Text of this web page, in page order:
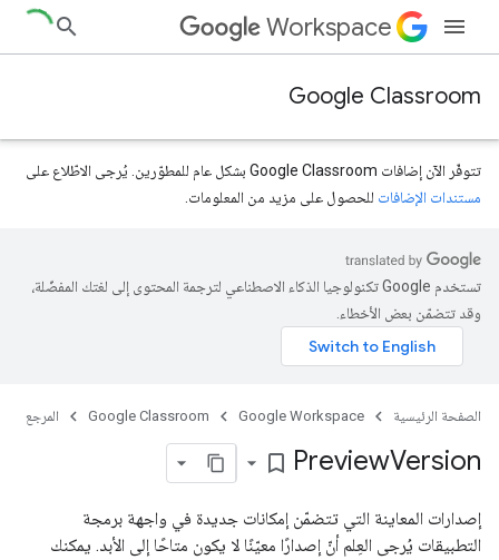
Workspace
Google Classroom
تتوفّر الآن إضافات Google Classroom بشكل عام للمطوّرين. يُرجى الاطّلاع على
مستندات الإضافات للحصول على مزيد من المعلومات.
تستخدم Google تكنولوجيا الذكاء الاصطناعي لترجمة المحتوى إلى لغتك المفضّلة،
وقد تتضمّن بعض الأخطاء.
الصفحة الرئيسية Google Workspace
Google Classroom المرجع
PreviewVersion
bookmark_border
إصدارات المعاينة التي تتضمّن إمكانات جديدة في واجهة برمجة
التطبيقات يُرجى العِلم أنّ إصدارًا معيّنًا لا يكون متاحًا إلى الأبد. يمكنك